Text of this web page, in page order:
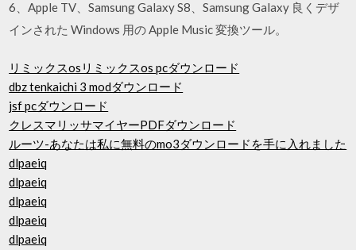
6、Apple TV、Samsung Galaxy S8、Samsung Galaxy 良くデザ
インされた Windows 用の Apple Music 変換ツール。
リミックスosリミックスos pcダウンロード
dbz tenkaichi 3 modダウンロード
jsf pcダウンロード
クレスマリッサマイヤーPDFダウンロード
ルーツ-あなたは私に無料のmo3ダウンロードを手に入れました
dlpaeiq
dlpaeiq
dlpaeiq
dlpaeiq
dlpaeiq